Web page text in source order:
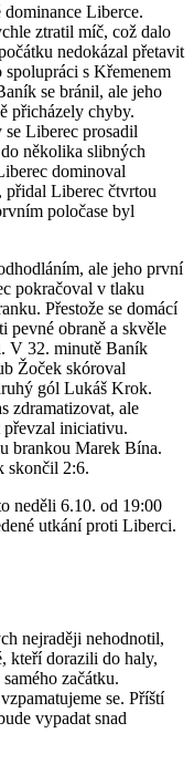
dominance Liberce.
ztratil míč, což dalo
nedokázal přetavit
s Křemenem
se bránil, ale jeho
přicházely chyby.
Liberec prosadil
několika slibných
dominoval
přidal Liberec čtvrtou
poločase byl
ale jeho první
pokračoval v tlaku
Přestože se domácí
pevné obraně a skvěle
V 32. minutě Baník
Žoček skóroval
gól Lukáš Krok.
zdramatizovat, ale
převzal iniciativu.
brankou Marek Bína.
skončil 2:6.
neděli 6.10. od 19:00
utkání proti Liberci.
nejraději nehodnotil,
kteří dorazili do haly,
začátku.
se. Příští
vypadat snad